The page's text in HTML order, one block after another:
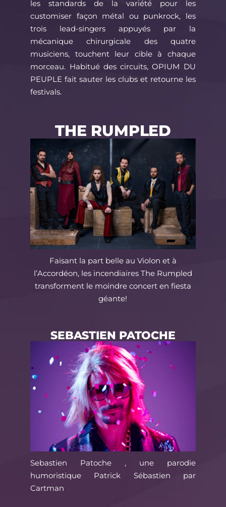
les standards de la variété pour les
customiser façon métal ou punkrock, les
trois lead-singers appuyés par la
mécanique chirurgicale des quatre
musiciens, touchent leur cible à chaque
morceau. Habitué des circuits, OPIUM DU
PEUPLE fait sauter les clubs et retourne les
festivals.
THE RUMPLED
Faisant la part belle au Violon et à
l’Accordéon, les incendiaires The Rumpled
transforment le moindre concert en fiesta
géante!
SEBASTIEN PATOCHE
Sebastien Patoche , une parodie
humoristique Patrick Sébastien par
Cartman